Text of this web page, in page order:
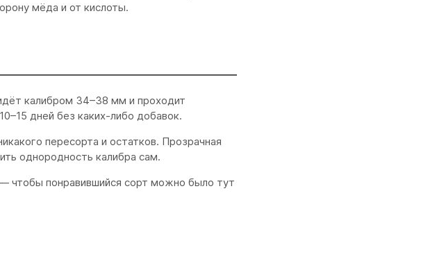
мёда и от кислоты.
калибром 34–38 мм и проходит
дней без каких-либо добавок.
пересорта и остатков. Прозрачная
однородность калибра сам.
чтобы понравившийся сорт можно было тут